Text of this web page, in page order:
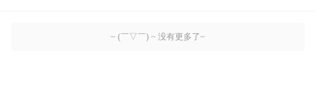
~ (￣▽￣) ~ 没有更多了~